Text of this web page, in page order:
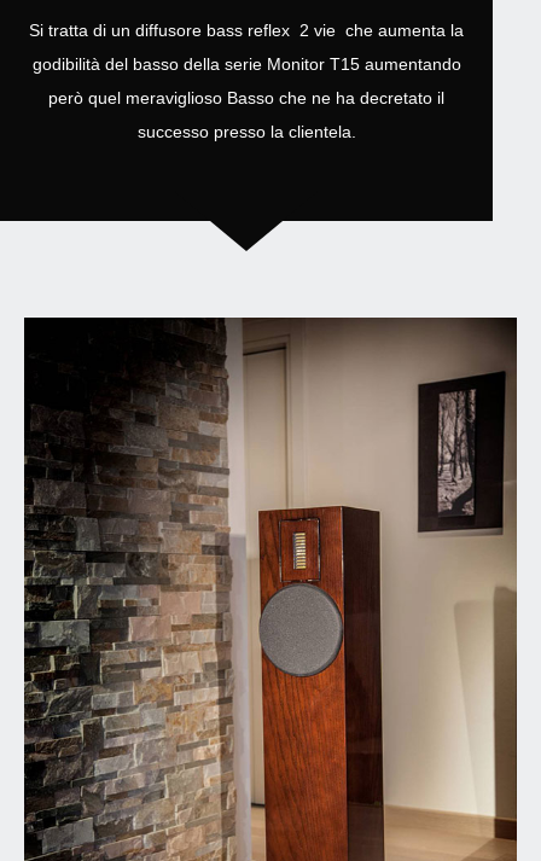
Si tratta di un diffusore bass reflex 2 vie che aumenta la
godibilità del basso della serie Monitor T15 aumentando
però quel meraviglioso Basso che ne ha decretato il
successo presso la clientela.